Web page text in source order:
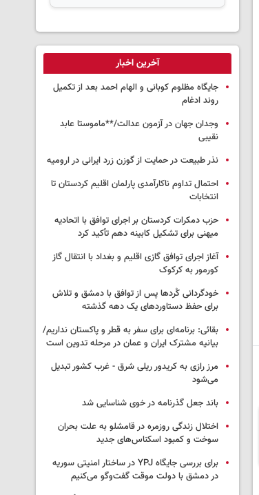
آخرین اخبار
جایگاه مظلوم کوبانی و الهام احمد بعد از تکمیل
روند ادغام
وجدان جهان در آزمون عدالت/**ماموستا عابد
نقیبی
نذر طبیعت در حمایت از گوزن زرد ایرانی در ارومیه
احتمال تداوم ناکارآمدی پارلمان اقلیم کردستان تا
انتخابات
حزب دمکرات کردستان بر اجرای توافق با اتحادیه
میهنی برای تشکیل کابینه دهم تأکید کرد
آغاز اجرای توافق گازی اقلیم و بغداد با انتقال گاز
کورمور به کرکوک
خودگردانی کُردها پس از توافق با دمشق و تلاش
برای حفظ دستاوردهای یک دهه گذشته
بقائی: برنامه‌ای برای سفر به قطر و پاکستان نداریم/
بیانیه مشترک ایران و عمان در مرحله تدوین است
مرز رازی به کریدور ریلی شرق - غرب کشور تبدیل
می‌شود
باند جعل گذرنامه در خوی شناسایی شد
اختلال زندگی روزمره در قامشلو به علت بحران
سوخت و کمبود اسکناس‌های جدید
برای بررسی جایگاه YPJ در ساختار امنیتی سوریه
در دمشق با دولت موقت گفت‌وگو می‌کنیم